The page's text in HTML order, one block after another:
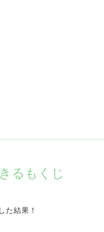
るもくじ
た結果！